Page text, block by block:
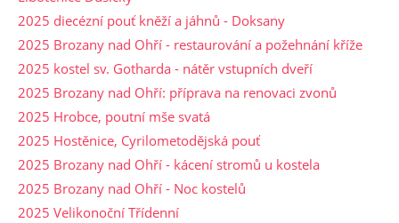
2025 diecézní pouť kněží a jáhnů - Doksany
2025 Brozany nad Ohří - restaurování a požehnání kříže
2025 kostel sv. Gotharda - nátěr vstupních dveří
2025 Brozany nad Ohří: příprava na renovaci zvonů
2025 Hrobce, poutní mše svatá
2025 Hostěnice, Cyrilometodějská pouť
2025 Brozany nad Ohří - kácení stromů u kostela
2025 Brozany nad Ohří - Noc kostelů
2025 Velikonoční Třídenní